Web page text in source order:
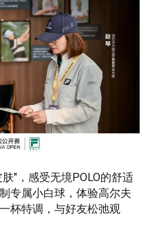
"，感受无境POLO的舒适
专属小白球，体验高尔夫
杯特调，与好友松弛观